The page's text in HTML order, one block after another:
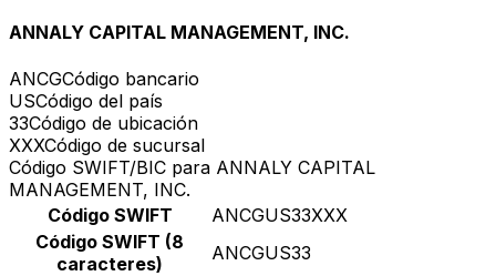
ANNALY CAPITAL MANAGEMENT, INC.
ANCGCódigo bancario
USCódigo del país
33Código de ubicación
XXXCódigo de sucursal
Código SWIFT/BIC para ANNALY CAPITAL
MANAGEMENT, INC.
Código SWIFT
ANCGUS33XXX
Código SWIFT (8
caracteres)
ANCGUS33